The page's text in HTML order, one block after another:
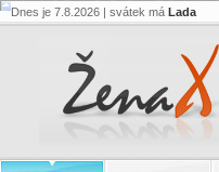
Recept:
řezy
Dnes je 7.8.2026 | svátek má Lada